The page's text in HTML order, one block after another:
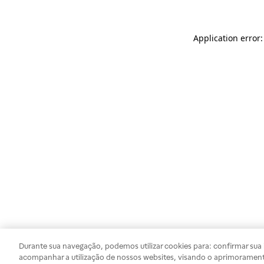
Application
Durante sua navegação, podemos utilizar cookies para: confirmar
acompanhar a utilização de nossos websites, visando o